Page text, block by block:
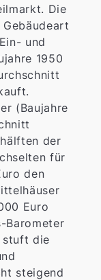
Die
und
1950
(Baujahre
der
für
den
Euro
Barometer
stuft die
steigend